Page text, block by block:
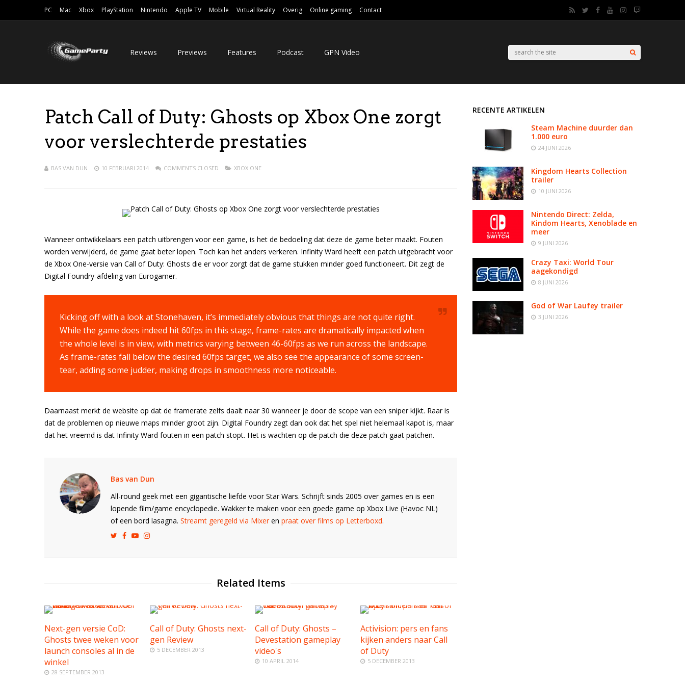
PC Mac Xbox PlayStation Nintendo Apple TV Mobile Virtual Reality Overig Online gaming Contact
Reviews Previews Features Podcast GPN Video
Patch Call of Duty: Ghosts op Xbox One zorgt
voor verslechterde prestaties
BAS VAN DUN 10 FEBRUARI 2014 COMMENTS CLOSED XBOX ONE
Wanneer ontwikkelaars een patch uitbrengen voor een game, is het de bedoeling dat deze de game beter maakt. Fouten
worden verwijderd, de game gaat beter lopen. Toch kan het anders verkeren. Infinity Ward heeft een patch uitgebracht voor
de Xbox One-versie van Call of Duty: Ghosts die er voor zorgt dat de game stukken minder goed functioneert. Dit zegt de
Digital Foundry-afdeling van Eurogamer.
Kicking off with a look at Stonehaven, it’s immediately obvious that things are not quite right.
While the game does indeed hit 60fps in this stage, frame-rates are dramatically impacted when
the whole level is in view, with metrics varying between 46-60fps as we run across the landscape.
As frame-rates fall below the desired 60fps target, we also see the appearance of some screen-
tear, adding some judder, making drops in smoothness more noticeable.
Daarnaast merkt de website op dat de framerate zelfs daalt naar 30 wanneer je door de scope van een sniper kijkt. Raar is
dat de problemen op nieuwe maps minder groot zijn. Digital Foundry zegt dan ook dat het spel niet helemaal kapot is, maar
dat het vreemd is dat Infinity Ward fouten in een patch stopt. Het is wachten op de patch die deze patch gaat patchen.
Bas van Dun
All-round geek met een gigantische liefde voor Star Wars. Schrijft sinds 2005 over games en is een
lopende film/game encyclopedie. Wakker te maken voor een goede game op Xbox Live (Havoc NL)
of een bord lasagna. Streamt geregeld via Mixeren praat over films op Letterboxd.
Related Items
Next-gen versie CoD:
Ghosts twee weken voor
launch consoles al in de
winkel
28 SEPTEMBER 2013
Call of Duty: Ghosts next-
gen Review
5 DECEMBER 2013
Call of Duty: Ghosts –
Devestation gameplay
video's
10 APRIL 2014
Activision: pers en fans
kijken anders naar Call
of Duty
5 DECEMBER 2013
RECENTE ARTIKELEN
Steam Machine duurder dan
1.000 euro
24 JUNI 2026
Kingdom Hearts Collection
trailer
10 JUNI 2026
Nintendo Direct: Zelda,
Kindom Hearts, Xenoblade en
meer
9 JUNI 2026
Crazy Taxi: World Tour
aagekondigd
8 JUNI 2026
God of War Laufey trailer
3 JUNI 2026